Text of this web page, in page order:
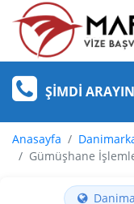
ŞIMDI ARAYIN
Anasayfa
Gümüşhane